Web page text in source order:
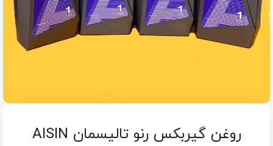
روغن گیربکس رنو تالیسمان AISIN